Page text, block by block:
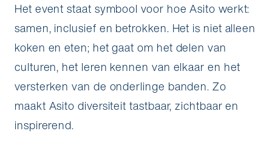
Het event staat symbool voor hoe Asito werkt:
samen, inclusief en betrokken. Het is niet alleen
koken en eten; het gaat om het delen van
culturen, het leren kennen van elkaar en het
versterken van de onderlinge banden. Zo
maakt Asito diversiteit tastbaar, zichtbaar en
inspirerend.